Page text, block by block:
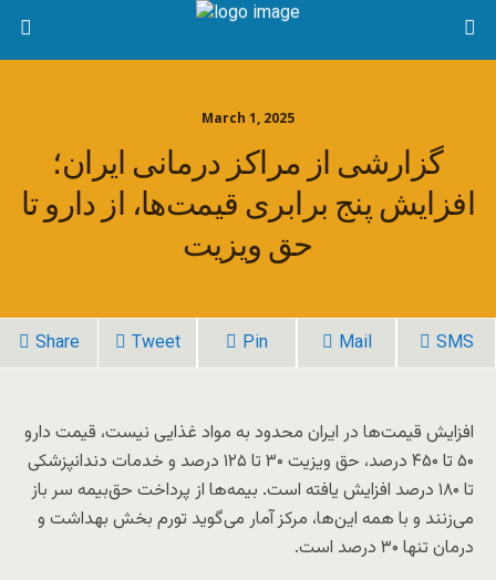
March 1, 2025
گزارشی از مراکز درمانی ایران؛
افزایش پنج برابری قیمت‌ها، از دارو تا
حق ویزیت
Share Tweet Pin Mail SMS
افزایش قیمت‌ها در ایران محدود به مواد غذایی نیست، قیمت دارو
۵۰ تا ۴۵۰ درصد، حق ویزیت ۳۰ تا ۱۲۵ درصد و خدمات دندانپزشکی
تا ۱۸۰ درصد افزایش یافته است. بیمه‌ها از پرداخت حق‌بیمه سر باز
می‌زنند و با همه این‌ها، مرکز آمار می‌گوید تورم بخش بهداشت و
درمان تنها ۳۰ درصد است.